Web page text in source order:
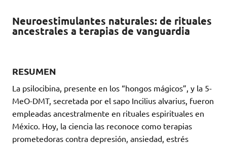
Neuroestimulantes naturales: de rituales
ancestrales a terapias de vanguardia
RESUMEN
La psilocibina, presente en los “hongos mágicos”, y la 5-
MeO-DMT, secretada por el sapo Incilius alvarius, fueron
empleadas ancestralmente en rituales espirituales en
México. Hoy, la ciencia las reconoce como terapias
prometedoras contra depresión, ansiedad, estrés